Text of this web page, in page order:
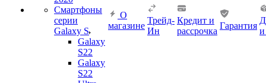
Смартфоны
серии
Galaxy S
Galaxy
S22
Galaxy
S22
О
магазине
Трейд-
Ин
Кредит и
рассрочка
Гарантия
и